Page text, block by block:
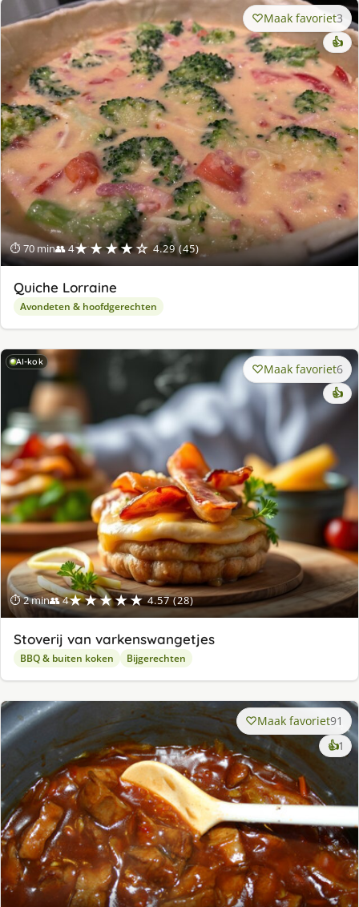
⏱ 70 min👥 4★★★★☆ 4.29 (45)
Maak favoriet3
👍
Quiche Lorraine
Avondeten & hoofdgerechten
AI-kok
⏱ 2 min👥 4★★★★★ 4.57 (28)
Maak favoriet6
👍
Stoverij van varkenswangetjes
BBQ & buiten koken Bijgerechten
Maak favoriet91
👍1